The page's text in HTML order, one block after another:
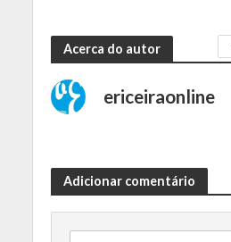
Acerca do autor
ericeiraonline
Adicionar comentário